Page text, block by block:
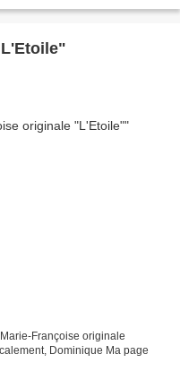
Françoise originale
Dominique Ma page